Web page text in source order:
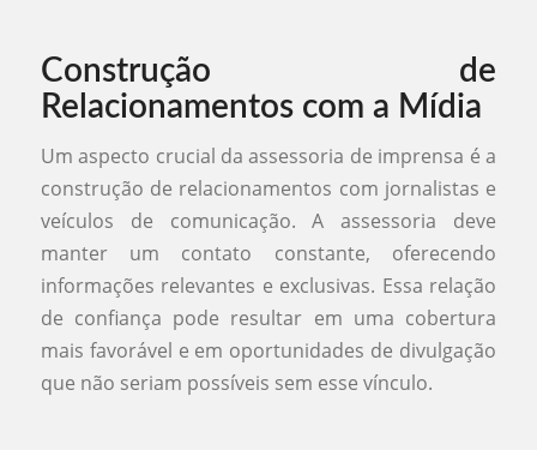
Construção de
Relacionamentos com a Mídia
Um aspecto crucial da assessoria de imprensa é a
construção de relacionamentos com jornalistas e
veículos de comunicação. A assessoria deve
manter um contato constante, oferecendo
informações relevantes e exclusivas. Essa relação
de confiança pode resultar em uma cobertura
mais favorável e em oportunidades de divulgação
que não seriam possíveis sem esse vínculo.